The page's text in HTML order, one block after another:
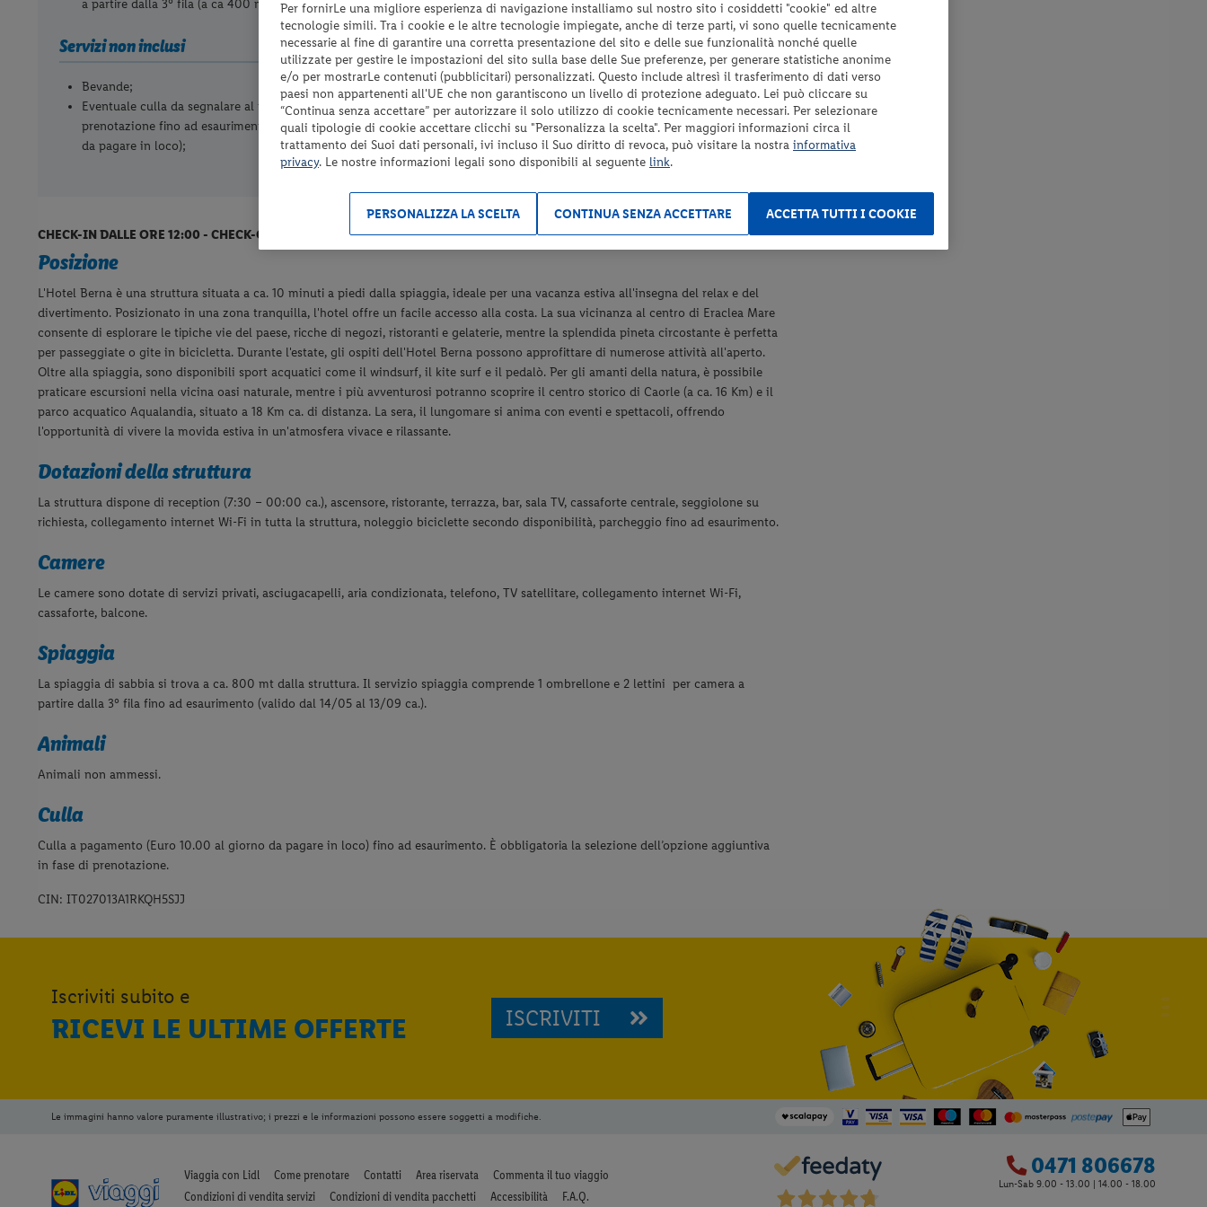
a partire dalla 3° fila (a ca 400 m, valido dal 14/05 al
Servizi non inclusi
Bevande;
Eventuale culla da segnalare al momento della
prenotazione fino ad esaurimento (Euro 10.00 al giorno
da pagare in loco);
Tassa di soggiorno da pagare in loco se prevista;
Tutto quanto non espressamente indicato nel paragrafo
“Servizi inclusi”.
CHECK-IN DALLE ORE 12:00 - CHECK-OUT ENTRO LE ORE 10:00
Posizione
L'Hotel Berna è una struttura situata a ca. 10 minuti a piedi dalla spiaggia, ideale per una vacanza estiva all'insegna del relax e del
divertimento. Posizionato in una zona tranquilla, l'hotel offre un facile accesso alla costa. La sua vicinanza al centro di Eraclea Mare
consente di esplorare le tipiche vie del paese, ricche di negozi, ristoranti e gelaterie, mentre la splendida pineta circostante è perfetta
per passeggiate o gite in bicicletta. Durante l'estate, gli ospiti dell'Hotel Berna possono approfittare di numerose attività all'aperto.
Oltre alla spiaggia, sono disponibili sport acquatici come il windsurf, il kite surf e il pedalò. Per gli amanti della natura, è possibile
praticare escursioni nella vicina oasi naturale, mentre i più avventurosi potranno scoprire il centro storico di Caorle (a ca. 16 Km) e il
parco acquatico Aqualandia, situato a 18 Km ca. di distanza. La sera, il lungomare si anima con eventi e spettacoli, offrendo
l'opportunità di vivere la movida estiva in un'atmosfera vivace e rilassante.
Dotazioni della struttura
La struttura dispone di reception (7:30 – 00:00 ca.), ascensore, ristorante, terrazza, bar, sala TV, cassaforte centrale, seggiolone su
richiesta, collegamento internet Wi-Fi in tutta la struttura, noleggio biciclette secondo disponibilità, parcheggio fino ad esaurimento.
Camere
Le camere sono dotate di servizi privati, asciugacapelli, aria condizionata, telefono, TV satellitare, collegamento internet Wi-Fi,
cassaforte, balcone.
Spiaggia
La spiaggia di sabbia si trova a ca. 800 mt dalla struttura. Il servizio spiaggia comprende 1 ombrellone e 2 lettini per camera a
partire dalla 3° fila fino ad esaurimento (valido dal 14/05 al 13/09 ca.).
Animali
Animali non ammessi.
Culla
Culla a pagamento (Euro 10.00 al giorno da pagare in loco) fino ad esaurimento. È obbligatoria la selezione dell’opzione aggiuntiva
in fase di prenotazione.
CIN: IT027013A1RKQH5SJJ
Iscriviti subito e
RICEVI LE ULTIME OFFERTE ISCRIVITI
Le immagini hanno valore puramente illustrativo; i prezzi e le informazioni possono essere soggetti a modifiche.
Viaggia con Lidl Come prenotare Contatti Area riservata
Commenta il tuo viaggio
Condizioni di vendita servizi
Condizioni di vendita pacchetti Accessibilità F.A.Q.
0471 806678
Lun-Sab 9.00 - 13.00 | 14.00 - 18.00
Per fornirLe una migliore esperienza di navigazione installiamo sul nostro sito i cosiddetti "cookie" ed altre
tecnologie simili. Tra i cookie e le altre tecnologie impiegate, anche di terze parti, vi sono quelle tecnicamente
necessarie al fine di garantire una corretta presentazione del sito e delle sue funzionalità nonché quelle
utilizzate per gestire le impostazioni del sito sulla base delle Sue preferenze, per generare statistiche anonime
e/o per mostrarLe contenuti (pubblicitari) personalizzati. Questo include altresì il trasferimento di dati verso
paesi non appartenenti all'UE che non garantiscono un livello di protezione adeguato. Lei può cliccare su
“Continua senza accettare” per autorizzare il solo utilizzo di cookie tecnicamente necessari. Per selezionare
quali tipologie di cookie accettare clicchi su "Personalizza la scelta". Per maggiori informazioni circa il
trattamento dei Suoi dati personali, ivi incluso il Suo diritto di revoca, può visitare la nostra informativa
privacy. Le nostre informazioni legali sono disponibili al seguente link.
ACCETTA TUTTI I COOKIE
CONTINUA SENZA ACCETTARE
PERSONALIZZA LA SCELTA